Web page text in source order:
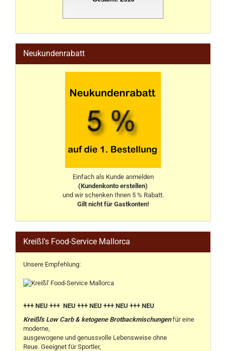
Neukundenrabatt
Einfach als Kunde anmelden
(Kundenkonto erstellen)
und wir schenken Ihnen 5 % Rabatt.
Gilt nicht für Gastkonten!
Kreißl's Food-Service Mallorca
Unsere Empfehlung:
+++ NEU +++ NEU +++ NEU +++ NEU +++ NEU
Kreißl's Low Carb & ketogene Brotbackmischungenfür eine
moderne,
ausgewogene und genussvolle Lebensweise ohne
Reue. Geeignet für Sportler,